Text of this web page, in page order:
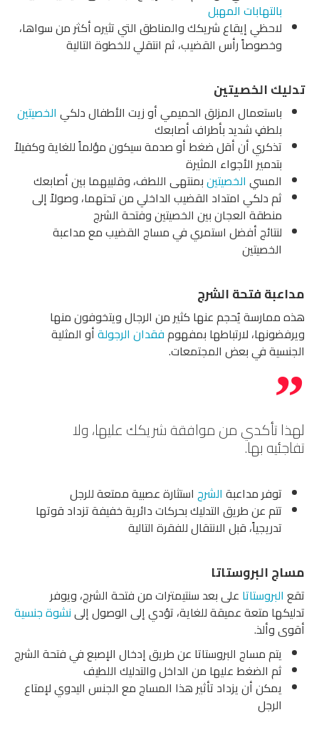
بالتهابات المهبل
لاحظي إيقاع شريكك والمناطق التي تثيره أكثر من سواها،
وخصوصاً رأس القضيب، ثم انتقلي للخطوة التالية
تدليك الخصيتين
باستعمال المزلق الحميمي أو زيت الأطفال دلكي الخصيتين
بلطفٍ شديد بأطراف أصابعك
تذكري أن أقل ضغط أو صدمة سيكون مؤلماً للغاية وكفيلاً
بتدمير الأجواء المثيرة
المسي الخصيتينبمنتهى اللطف، وقلبيهما بين أصابعك
ثم دلكي امتداد القضيب الداخلي من تحتهما، وصولاً إلى
منطقة العجان بين الخصيتين وفتحة الشرج
لنتائج أفضل استمري في مساج القضيب مع مداعبة
الخصيتين
مداعبة فتحة الشرج
هذه ممارسة يُحجم عنها كثير من الرجال ويتخوفون منها
ويرفضونها، لارتباطها بمفهومفقدان الرجولةأو المثلية
الجنسية في بعض المجتمعات.
لهذا تأكدي من موافقة شريكك عليها، ولا
تفاجئيه بها.
توفر مداعبة الشرج استثارة عصبية ممتعة للرجل
تتم عن طريق التدليك بحركات دائرية خفيفة تزداد قوتها
تدريجياً، قبل الانتقال للفقرة التالية
مساج البروستاتا
تقع البروستاتا على بعد سنتيمترات من فتحة الشرج، ويوفر
تدليكها متعة عميقة للغاية، تؤدي إلى الوصول إلىنشوة جنسية
أقوى وألذ.
يتم مساج البروستاتا عن طريق إدخال الإصبع في فتحة الشرج
ثم الضغط عليها من الداخل والتدليك اللطيف
يمكن أن يزداد تأثير هذا المساج مع الجنس اليدوي لإمتاع
الرجل